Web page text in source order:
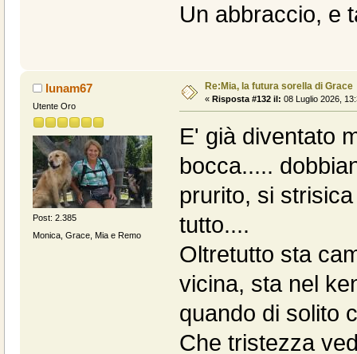
Un abbraccio, e
lunam67
Utente Oro
Post: 2.385
Monica, Grace, Mia e Remo
Re:Mia, la futura sorella di Grace
« Risposta #132 il: 08 Luglio 2026,
E' già diventato
bocca.....
prurito, si
tutto....
Oltretutto sta
vicina, sta nel
quando di solito
Che tristezza